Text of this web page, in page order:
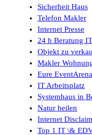
Sicherheit Haus
Telefon Makler
Internet Presse
24 h Beratung IT
Objekt zu
Makler
Eure
IT Arbeitsplatz
Systemhaus in
Natur heilen
Internet
Top 1 IT \&